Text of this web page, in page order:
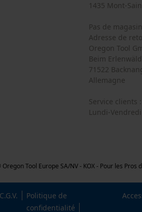
1435 Mont-
Pas de
Adresse de
Oregon Tool
Beim
71522
Allemagne
Service clients :
Lundi-
Oregon Tool Europe SA/NV - KOX - Pour les
C.G.V.
Politique de
confidentialité
Sauvegarder les préférences pour
traitement des données
Econda Tag Manager
Cookies statistiques
Econda Analytics
Fact-Finder Tracking